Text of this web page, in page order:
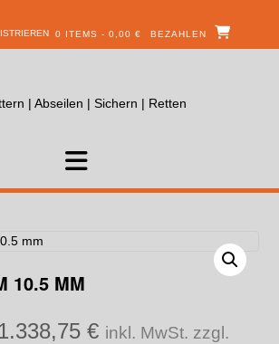
0 ITEMS - 0,00 € BEZAHLEN
10.5 MM
1.338,75 € inkl. MwSt. zzgl.